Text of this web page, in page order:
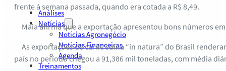
Análises
Notícias
Notícias Agronegócio
Notícias Financeiras
Agenda
Treinamentos
frente à semana passada, quando era cotada a R$ 8,49.
Maia afirma que a exportação apresentou bons números
As exportações de carne suína “in natura” do Brasil
país no período chegou a 91,386 mil toneladas, com média